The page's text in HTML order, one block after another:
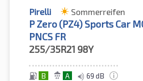
Pirelli Sommerreifen
P Zero (PZ4) Sports Car
PNCS FR
255/35R21 98Y
B A 69 dB